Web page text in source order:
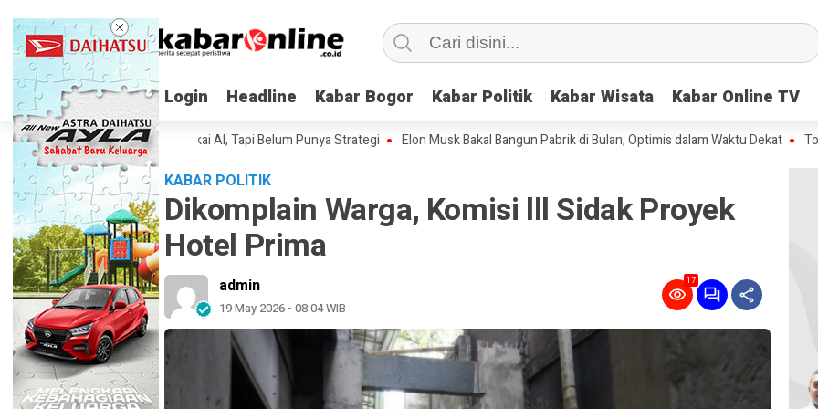
Login Headline Kabar Bogor Kabar Politik Kabar Wisata Kabar Online TV
Login Headline Kabar Bogor Kabar Politik Kabar Wisata Kabar Online TV
Indonesia Sudah Pakai AI, Tapi Belum Punya Strategi Elon Musk Bakal Bangun Pabrik di Bulan, Optimis dalam Waktu Dekat Tokek
KABAR POLITIK
Dikomplain Warga, Komisi lll Sidak Proyek
Hotel Prima
admin
19 May 2026 - 08:04 WIB
17